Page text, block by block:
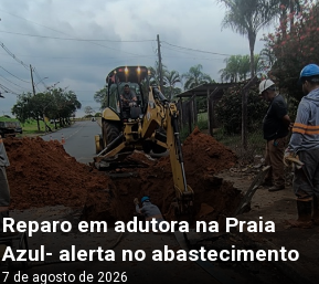
Reparo em adutora na Praia
Azul- alerta no abastecimento
7 de agosto de 2026